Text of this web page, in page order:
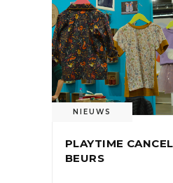
NIEUWS
PLAYTIME
BEURS